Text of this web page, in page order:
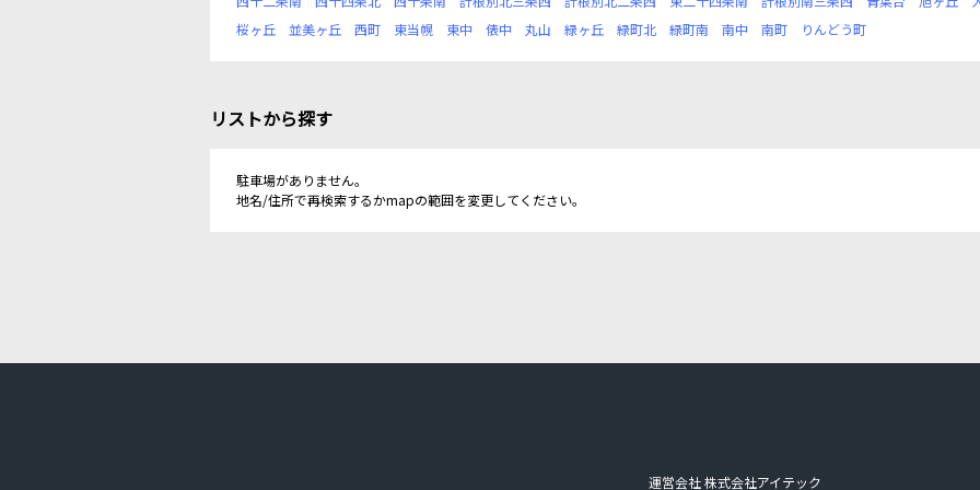
桜ヶ丘
並美ヶ丘 西町 東当幌 東中 俵中 丸山 緑ヶ丘 緑町北 緑町南 南中 南町 りんどう町
リストから探す
駐車場がありません。
地名/住所で再検索するかmapの範囲を変更してください。
運営会社 株式会社アイテック